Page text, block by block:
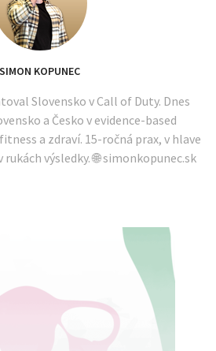
SIMON KOPUNEC
Slovensko v Call of Duty. Dnes
a Česko v evidence-based
a zdraví. 15-ročná prax, v hlave
rukách výsledky. 🌐 simonkopunec.sk